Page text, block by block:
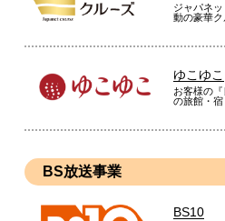
ジャパネ
動の豪華ク
ゆこゆこ
お客様の
の旅館・
BS放送事業
BS10